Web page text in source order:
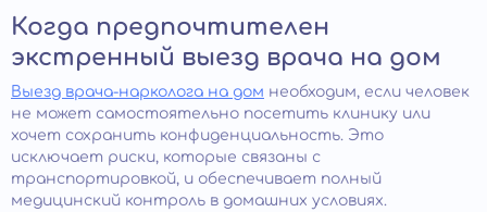
Когда предпочтителен
экстренный выезд врача на дом
Выезд врача-нарколога на дом необходим, если человек
не может самостоятельно посетить клинику или
хочет сохранить конфиденциальность. Это
исключает риски, которые связаны с
транспортировкой, и обеспечивает полный
медицинский контроль в домашних условиях.